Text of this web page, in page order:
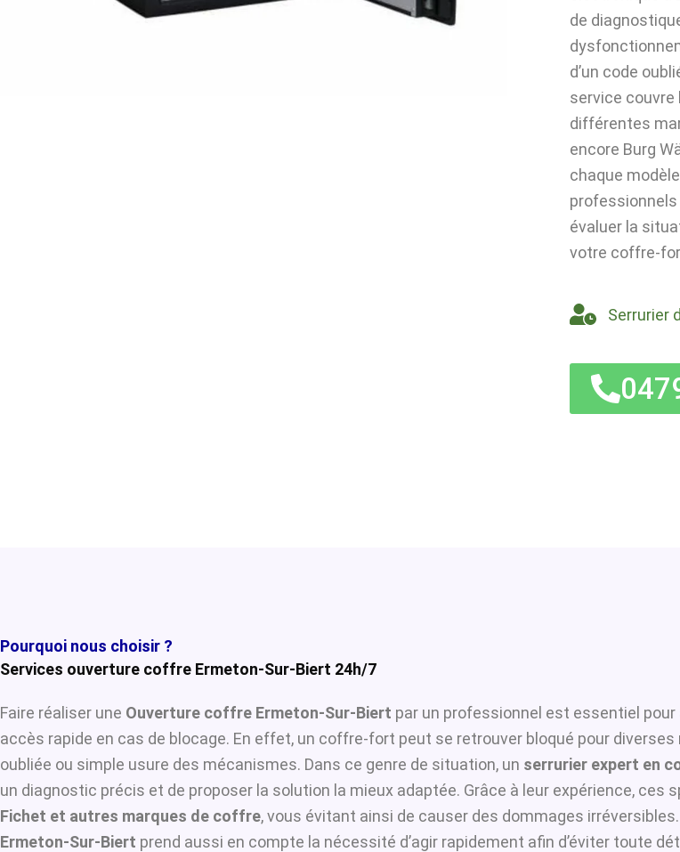
de
d’un code
service couvre
différentes
encore Burg
chaque
évaluer la
votre coffre-
Serrurier
Pourquoi nous choisir ?
Services ouverture coffre Ermeton-Sur-Biert 24h/7
Faire réaliser une Ouverture coffre Ermeton-Sur-Biert par un professionnel est essentiel
accès rapide en cas de blocage. En effet, un coffre-fort peut se retrouver bloqué pour
oubliée ou simple usure des mécanismes. Dans ce genre de situation, un serrurier expert en
un diagnostic précis et de proposer la solution la mieux adaptée. Grâce à leur expérience, ces
Fichet et autres marques de coffre, vous évitant ainsi de causer des dommages
Ermeton-Sur-Biert prend aussi en compte la nécessité d’agir rapidement afin d’éviter toute